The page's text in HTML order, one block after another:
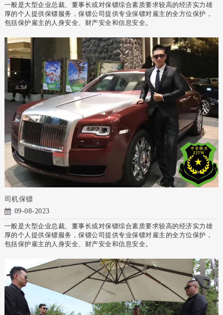
一般是大型企业总裁、董事长或对保镖综合素质要求较高的经济实力雄
厚的个人提供保镖服务，保镖公司提供专业保镖对雇主的全方位保护，
包括保护雇主的人身安全、财产安全和信息安全。
司机保镖
09-08-2023
一般是大型企业总裁、董事长或对保镖综合素质要求较高的经济实力雄
厚的个人提供保镖服务，保镖公司提供专业保镖对雇主的全方位保护，
包括保护雇主的人身安全、财产安全和信息安全。